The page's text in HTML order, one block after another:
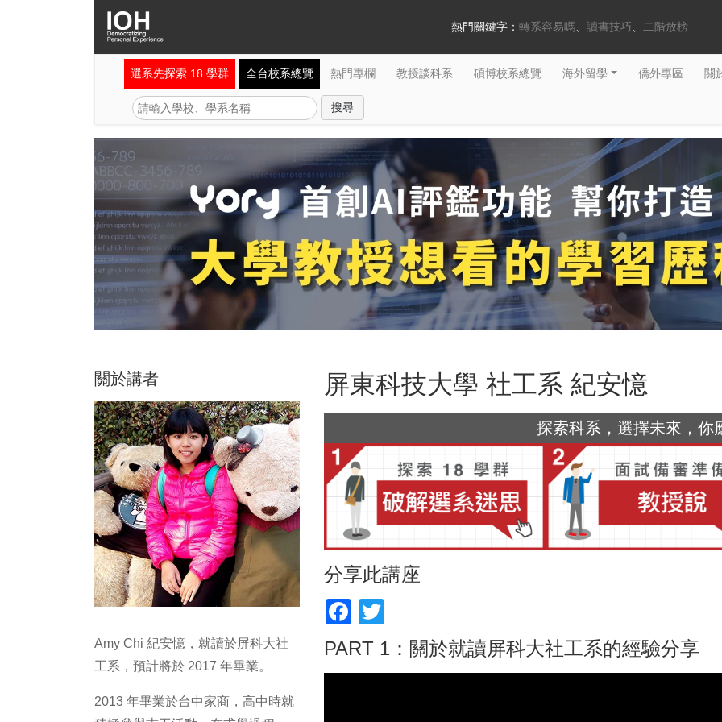
熱門關鍵字： 轉系容易嗎 讀書技巧 二階放榜
選系先探索 18 學群 全台校系總覽 熱門專欄 教授談科系 碩博校系總覽 海外留學 僑外專區 關
關於講者
Amy Chi 紀安憶，就讀於屏科大社
工系，預計將於 2017 年畢業。
2013 年畢業於台中家商，高中時就
屏東科技大學 社工系 紀安憶
探索科系，選擇未來，你
分享此講座
Facebook
PART 1：關於就讀屏科大社工系的經驗分享